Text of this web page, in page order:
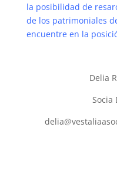
la posibilidad de
de los patrimoniales
encuentre en la
Delia
Socia